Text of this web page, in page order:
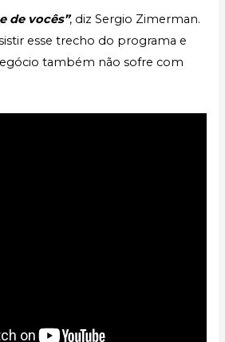
de vocês”, diz Sergio Zimerman.
esse trecho do programa e
também não sofre com